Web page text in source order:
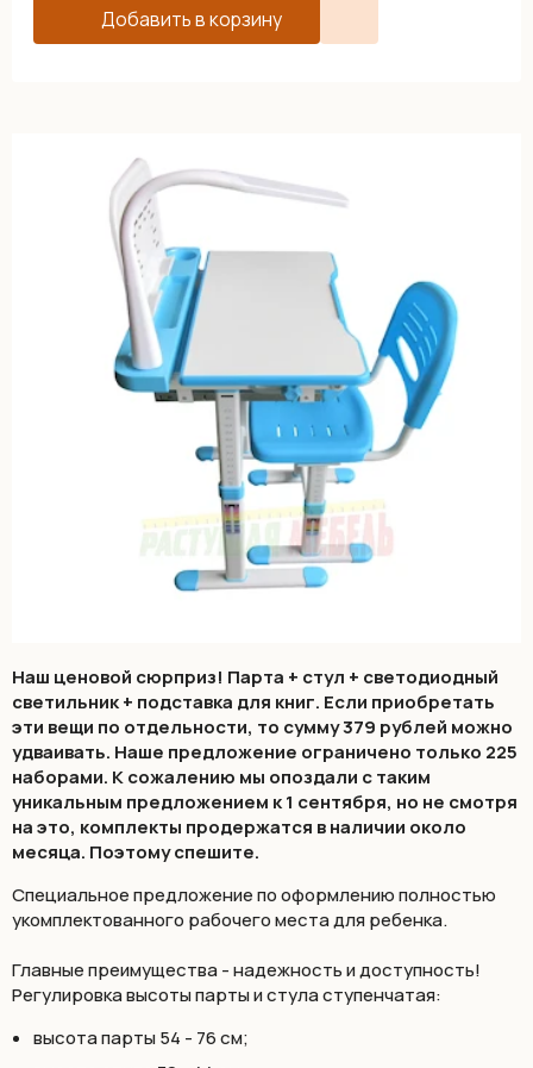
Добавить в корзину
Наш ценовой сюрприз! Парта + стул + светодиодный
светильник + подставка для книг. Если приобретать
эти вещи по отдельности, то сумму 379 рублей можно
удваивать. Наше предложение ограничено только 225
наборами. К сожалению мы опоздали с таким
уникальным предложением к 1 сентября, но не смотря
на это, комплекты продержатся в наличии около
месяца. Поэтому спешите.
Специальное предложение по оформлению полностью
укомплектованного рабочего места для ребенка.
Главные преимущества - надежность и доступность!
Регулировка высоты парты и стула ступенчатая:
высота парты 54 - 76 см;